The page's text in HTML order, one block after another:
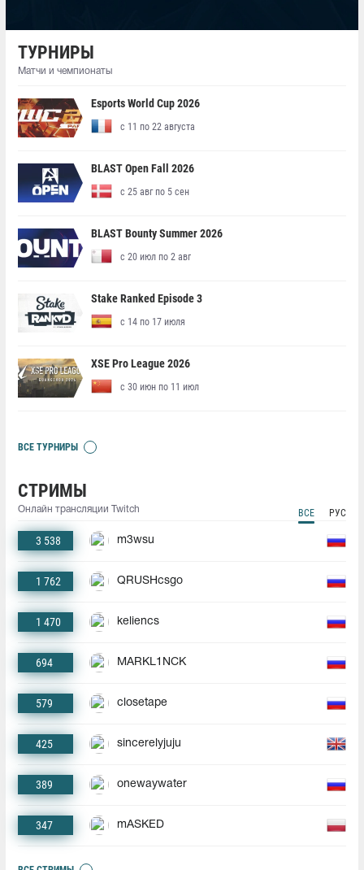
ТУРНИРЫ
Матчи и чемпионаты
Esports World Cup 2026
с 11 по 22 августа
BLAST Open Fall 2026
с 25 авг по 5 сен
BLAST Bounty Summer 2026
с 20 июл по 2 авг
Stake Ranked Episode 3
с 14 по 17 июля
XSE Pro League 2026
с 30 июн по 11 июл
ВСЕ ТУРНИРЫ
СТРИМЫ
Онлайн трансляции Twitch ВСЕ РУС
3 538 m3wsu
1 762 QRUSHcsgo
1 470 keliencs
694 MARKL1NCK
579 closetape
425 sincerelyjuju
389 onewaywater
347 mASKED